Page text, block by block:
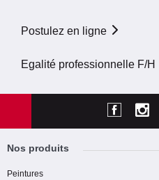
Postulez en ligne
Egalité professionnelle F/H
Nos produits
Peintures